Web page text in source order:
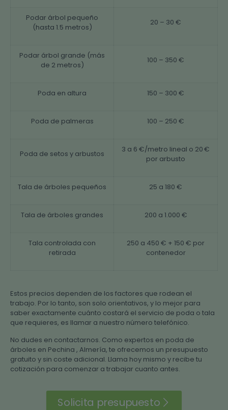
Podar árbol pequeño
(hasta 1.5 metros)
20 – 30 €
Podar árbol grande (más
de 2 metros)
100 – 350 €
Poda en altura 150 – 300 €
Poda de palmeras 100 – 250 €
Poda de setos y arbustos
3 a 6 €/metro lineal o 20 €
por arbusto
Tala de árboles pequeños 25 a 180 €
Tala de árboles grandes 200 a 1.000 €
Tala controlada con
retirada
250 a 450 € + 150 € por
contenedor
Estos precios dependen de los factores que rodean el
trabajo. Por lo tanto, son solo orientativos, y lo mejor para
saber exactamente cuánto costará el servicio de poda o tala
que requieres, es llamar a nuestro número telefónico.
No dudes en contactarnos. Como expertos en poda de
árboles en Pechina , Almería, te ofrecemos un presupuesto
gratuito y sin coste adicional. Llama hoy mismo y recibe tu
cotización para comenzar a trabajar cuanto antes.
Solicita presupuesto